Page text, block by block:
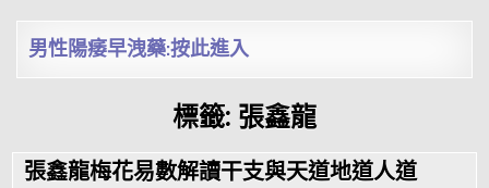
男性陽痿早洩藥:按此進入
標籤: 張鑫龍
張鑫龍梅花易數解讀干支與天道地道人道